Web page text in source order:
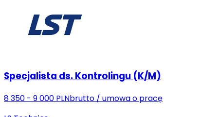
Specjalista ds. Kontrolingu (K/M)
8 350 - 9 000 PLNbrutto / umowa o pracę